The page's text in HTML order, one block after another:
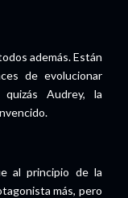
además. Están
de evolucionar
Audrey, la
al principio de la
más, pero